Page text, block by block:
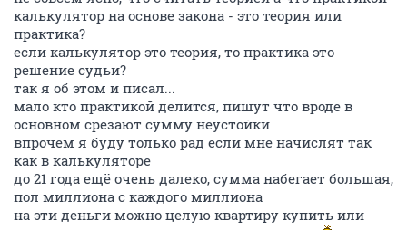
калькулятор на основе закона - это теория или
практика?
если калькулятор это теория, то практика это
решение судьи?
так я об этом и писал...
мало кто практикой делится, пишут что вроде в
основном срезают сумму неустойки
впрочем я буду только рад если мне начислят так
как в калькуляторе
до 21 года ещё очень далеко, сумма набегает большая,
пол миллиона с каждого миллиона
на эти деньги можно целую квартиру купить или